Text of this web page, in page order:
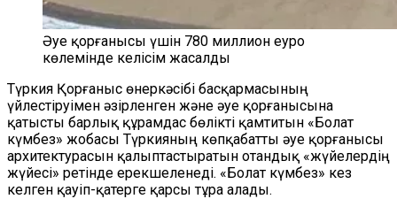
Әуе қорғанысы үшін 780 миллион еуро
көлемінде келісім жасалды
Түркия Қорғаныс өнеркәсібі басқармасының
үйлестіруімен әзірленген және әуе қорғанысына
қатысты барлық құрамдас бөлікті қамтитын «Болат
күмбез» жобасы Түркияның көпқабатты әуе қорғанысы
архитектурасын қалыптастыратын отандық «жүйелердің
жүйесі» ретінде ерекшеленеді. «Болат күмбез» кез
келген қауіп-қатерге қарсы тұра алады.